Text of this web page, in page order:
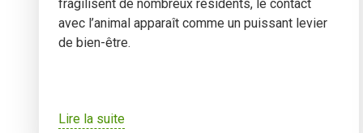
fragilisent de nombreux résidents, le contact
avec l’animal apparaît comme un puissant levier
de bien-être.
Lire la suite